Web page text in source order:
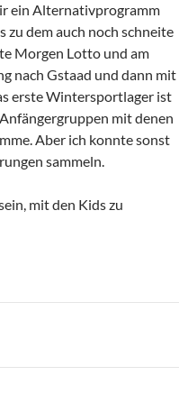
ein Alternativprogramm
zu dem auch noch schneite
Morgen Lotto und am
nach Gstaad und dann mit
erste Wintersportlager ist
mit denen
Aber ich konnte sonst
sammeln.
mit den Kids zu